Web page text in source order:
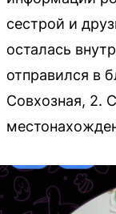
сестрой и
осталась
отправился в
Совхозная, 2.